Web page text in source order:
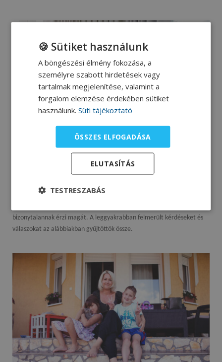
Kérdések és válaszok a szondatáplálásról
Valószínűleg teljesen új lehet Önnek szondán keresztül
bizonytalannak érzi magát. A leggyakrabban felmerült kérdéseket és
válaszokat az alábbiakban gyűjtöttök össze.
🍪 Sütiket használunk
A böngészési élmény fokozása, a
személyre szabott hirdetések vagy
tartalmak megjelenítése, valamint a
forgalom elemzése érdekében sütiket
használunk. Süti tájékoztató
ÖSSZES ELFOGADÁSA
ELUTASÍTÁS
TESTRESZABÁS